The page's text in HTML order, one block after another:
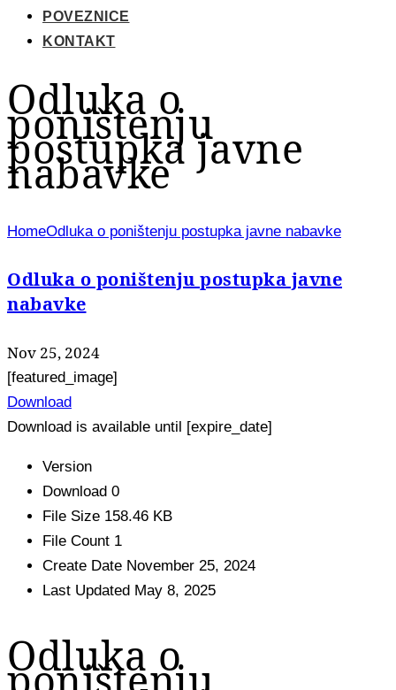
POVEZNICE
KONTAKT
Odluka o
poništenju
postupka javne
nabavke
HomeOdluka o poništenju postupka javne nabavke
Odluka o poništenju postupka javne
nabavke
Nov 25, 2024
[featured_image]
Download
Download is available until [expire_date]
Version
Download 0
File Size 158.46 KB
File Count 1
Create Date November 25, 2024
Last Updated May 8, 2025
Odluka o